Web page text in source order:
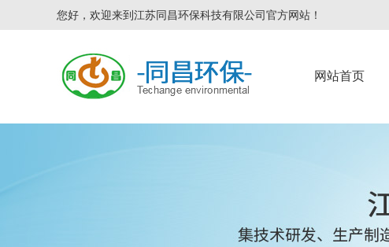
您好，欢迎来到江苏同昌环保科技有限公司官方网站！
网站首页